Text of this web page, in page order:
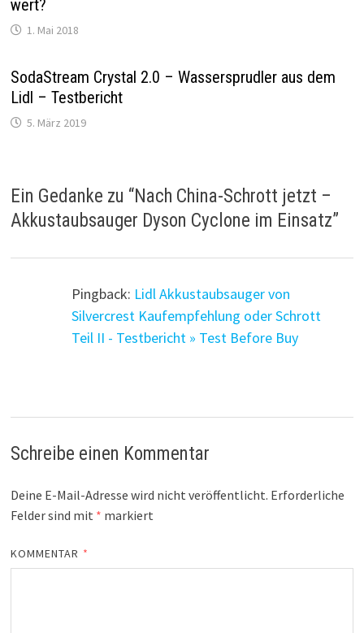
wert?
1. Mai 2018
SodaStream Crystal 2.0 – Wassersprudler aus dem
Lidl – Testbericht
5. März 2019
Ein Gedanke zu “Nach China-Schrott jetzt –
Akkustaubsauger Dyson Cyclone im Einsatz”
Pingback: Lidl Akkustaubsauger von
Silvercrest Kaufempfehlung oder Schrott
Teil II - Testbericht » Test Before Buy
Schreibe einen Kommentar
Deine E-Mail-Adresse wird nicht veröffentlicht. Erforderliche
Felder sind mit * markiert
KOMMENTAR *